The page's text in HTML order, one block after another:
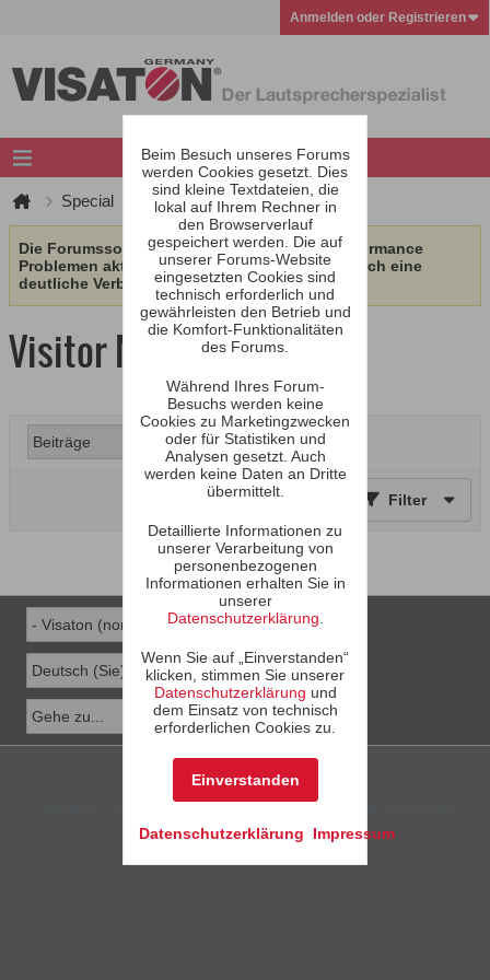
Anmelden oder Registrieren
Special Visitor Messages
Die Forumssoftware wurde aufgrund von Performance
Problemen aktualisiert. Wir erhoffen uns dadurch eine
deutliche Verbesserung.
Visitor Messages
Filter
Powered byvBulletin®Version 6.2.2
Die Seite wurde um 14:05 erstellt.
Beim Besuch unseres Forums
werden Cookies gesetzt. Dies
sind kleine Textdateien, die
lokal auf Ihrem Rechner in
den Browserverlauf
gespeichert werden. Die auf
unserer Forums-Website
eingesetzten Cookies sind
technisch erforderlich und
gewährleisten den Betrieb und
die Komfort-Funktionalitäten
des Forums.
Während Ihres Forum-
Besuchs werden keine
Cookies zu Marketingzwecken
oder für Statistiken und
Analysen gesetzt. Auch
werden keine Daten an Dritte
übermittelt.
Detaillierte Informationen zu
unserer Verarbeitung von
personenbezogenen
Informationen erhalten Sie in
unserer
Datenschutzerklärung
Wenn Sie auf „Einverstanden“
klicken, stimmen Sie unserer
Datenschutzerklärung und
dem Einsatz von technisch
erforderlichen Cookies zu.
Datenschutzerklärung Impressum
Einverstanden